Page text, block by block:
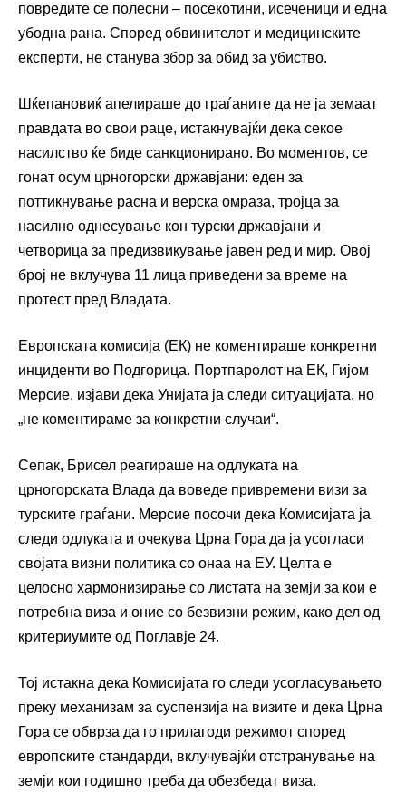
повредите се полесни – посекотини, исеченици и една
убодна рана. Според обвинителот и медицинските
експерти, не станува збор за обид за убиство.
Шќепановиќ апелираше до граѓаните да не ја земаат
правдата во свои раце, истакнувајќи дека секое
насилство ќе биде санкционирано. Во моментов, се
гонат осум црногорски државјани: еден за
поттикнување расна и верска омраза, тројца за
насилно однесување кон турски државјани и
четворица за предизвикување јавен ред и мир. Овој
број не вклучува 11 лица приведени за време на
протест пред Владата.
Европската комисија (ЕК) не коментираше конкретни
инциденти во Подгорица. Портпаролот на ЕК, Гијом
Мерсие, изјави дека Унијата ја следи ситуацијата, но
„не коментираме за конкретни случаи“.
Сепак, Брисел реагираше на одлуката на
црногорската Влада да воведе привремени визи за
турските граѓани. Мерсие посочи дека Комисијата ја
следи одлуката и очекува Црна Гора да ја усогласи
својата визни политика со онаа на ЕУ. Целта е
целосно хармонизирање со листата на земји за кои е
потребна виза и оние со безвизни режим, како дел од
критериумите од Поглавје 24.
Тој истакна дека Комисијата го следи усогласувањето
преку механизам за суспензија на визите и дека Црна
Гора се обврза да го прилагоди режимот според
европските стандарди, вклучувајќи отстранување на
земји кои годишно треба да обезбедат виза.